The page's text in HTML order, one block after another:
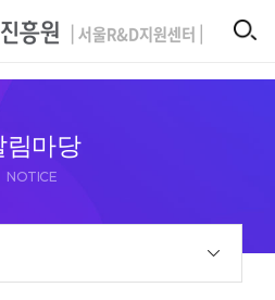
림마당
NOTICE